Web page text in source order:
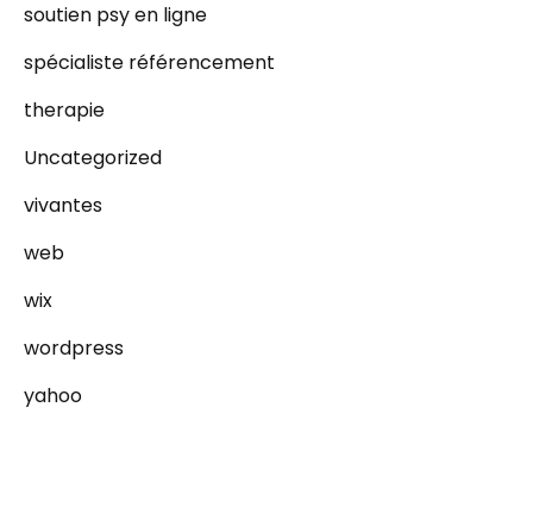
soutien psy en ligne
spécialiste référencement
therapie
Uncategorized
vivantes
web
wix
wordpress
yahoo